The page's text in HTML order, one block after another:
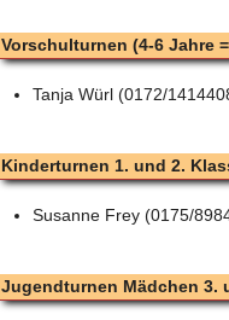
Vorschulturnen (4-6 Jahre
Tanja Würl (0172/
Kinderturnen 1. und 2.
Susanne Frey (0175/
Jugendturnen Mädchen 3.